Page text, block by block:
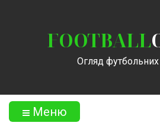
FOOTBALL
Огляд
Меню